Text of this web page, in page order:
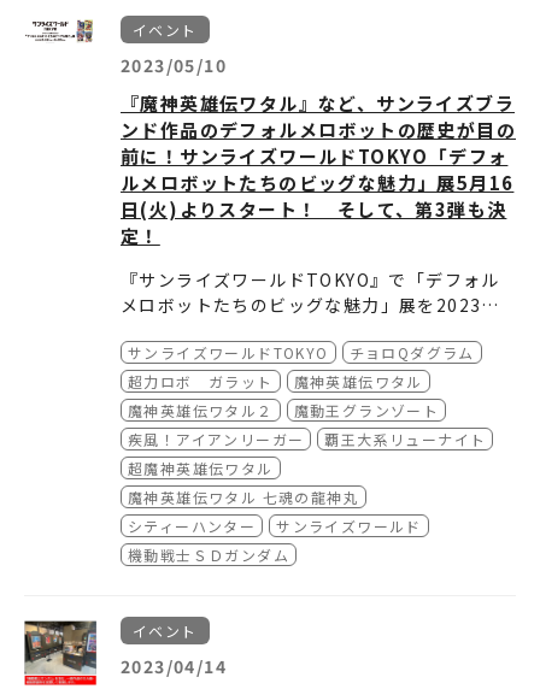
・機動戦士ＳＤガンダム (1988-1990)
※対象作品：第1部 激闘編「ガンダム大地に立
てるか！？」～「頑駄無五人衆のもののけ退
治」
⇒ 生本編セル画/生版権セル画
・魔動王グランゾート (1989-1990)
⇒ 生本編セル画
・魔神英雄伝ワタル2 (1990-1991)
⇒ 生本編セル画/生版権セル画、複製版権イ
ラスト
⇒ 生本編セル画/生版権セル画
・覇王大系リューナイト (1994-1995)
⇒ 生本編セル画/生版権セル画、絵コンテ
・超魔神英雄伝ワタル (1997-1998)
⇒ 生本編セル画/生版権セル画
・魔神英雄伝ワタル 七魂の龍神丸 (2020)
⇒ 複製版権イラスト、絵コンテ
※その他、当時の貴重な玩具や台本なども一部
作品にて入れ替えいたします！
さらに、7月1日（土）からはスペシャルエキシ
● 第３弾：「アニメ版『シティーハンター』シ
リーズの世界」展
・会期：2023年7月1日(土)～2023年8月6日
イベント
2023/05/10
『魔神英雄伝ワタル』など、サンライズブラ
ンド作品のデフォルメロボットの歴史が目の
前に！サンライズワールドTOKYO「デフォ
ルメロボットたちのビッグな魅力」展5月16
日(火)よりスタート！ そして、第3弾も決
定！
『サンライズワールドTOKYO』で「デフォル
メロボットたちのビッグな魅力」展を2023年5
ひご来場ください！
■スペシャルエキシビジョン（有料展示）
●第２弾「デフォルメロボットたちのビ
ッグな魅力」展
1983年から2020年までに誕生したデフォルメ
ロボットが登場する10作品をフィーチャーし
て、膨大な資料から厳選した玩具など約260点
のグッズや、テレビアニメなどで実際に使用し
たセル画、イラスト複製原画、作品紹介パネル
たちの大型バナー幕が並ぶフォトスポットなど
を展開します。
・開催期間：2023年5月16日(火)～6月25日
(日)
・入場料：900円 ※小学生以下は入場無料
・入場特典：アニメーター小池智史氏による
『魔神英雄伝ワタル』描き下ろしイラストの
複製ミニ色紙(全1種) ※特典はなくなり次第配
＜展示作品一覧＞
チョロQダグラム (1983)・超力ロボ ガラット
(1984-1985)
超魔神英雄伝ワタル (1997-1998)・魔神英雄
サンライズワールドTOKYO
チョロQダグラム
超力ロボ ガラット
魔神英雄伝ワタル
魔神英雄伝ワタル２
魔動王グランゾート
疾風！アイアンリーガー
覇王大系リューナイト
超魔神英雄伝ワタル
魔神英雄伝ワタル 七魂の龍神丸
シティーハンター
サンライズワールド
機動戦士ＳＤガンダム
イベント
2023/04/14